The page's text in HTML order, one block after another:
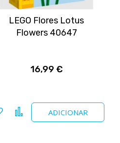
LEGO Flores Lotus
Flowers 40647
16,99 €
ADICIONAR
AdicionarComparar